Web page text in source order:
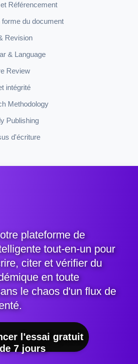
Référencement
forme du document
Revision
& Language
Review
intégrité
Methodology
Publishing
d'écriture
plateforme de
tout-en-un pour
citer et vérifier du
en toute
le chaos d'un flux de
l'essai gratuit
de 7 jours